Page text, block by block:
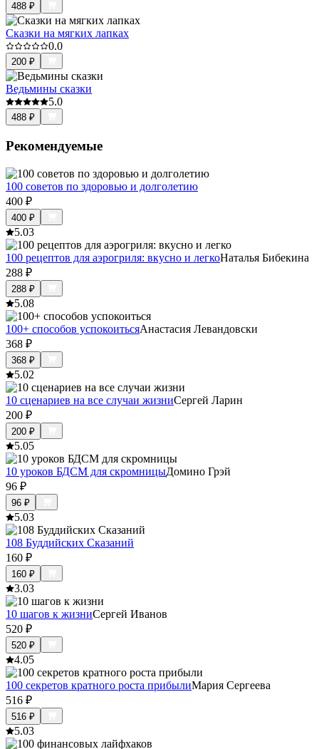
488 ₽
Сказки на мягких лапках
0.0
200 ₽
Ведьмины сказки
5.0
488 ₽
Рекомендуемые
100 советов по здоровью и долголетию
400 ₽
400 ₽
5.03
100 рецептов для аэрогриля: вкусно и легкоНаталья Бибекина
288 ₽
288 ₽
5.08
100+ способов успокоитьсяАнастасия Левандовски
368 ₽
368 ₽
5.02
10 сценариев на все случаи жизниСергей Ларин
200 ₽
200 ₽
5.05
10 уроков БДСМ для скромницыДомино Грэй
96 ₽
96 ₽
5.03
108 Буддийских Сказаний
160 ₽
160 ₽
3.03
10 шагов к жизниСергей Иванов
520 ₽
520 ₽
4.05
100 секретов кратного роста прибылиМария Сергеева
516 ₽
516 ₽
5.03